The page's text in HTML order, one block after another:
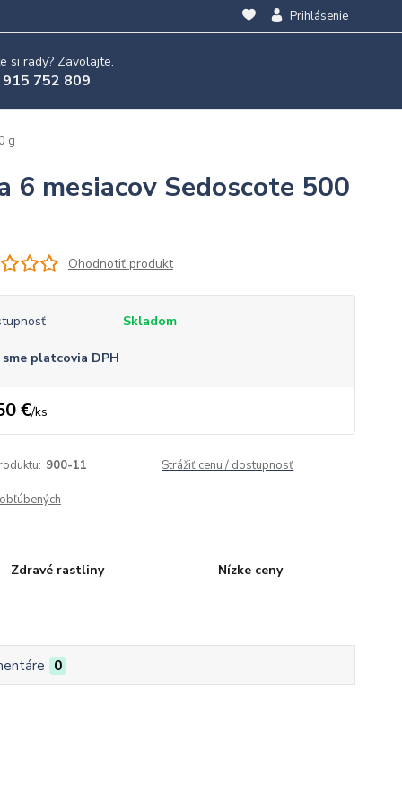
Prihlásenie
si rady? Zavolajte.
752 809
g
mesiacov Sedoscote 500
Ohodnotiť produkt
Skladom
sme platcovia DPH
€/ks
900-11 Strážiť cenu / dostupnosť
Zdravé rastliny Nízke ceny
0